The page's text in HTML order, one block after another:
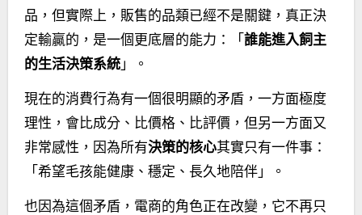
品，但實際上，販售的品類已經不是關鍵，真正決
定輸贏的，是一個更底層的能力：「誰能進入飼主
的生活決策系統」。
現在的消費行為有一個很明顯的矛盾，一方面極度
理性，會比成分、比價格、比評價，但另一方面又
非常感性，因為所有決策的核心其實只有一件事：
「希望毛孩能健康、穩定、長久地陪伴」。
也因為這個矛盾，電商的角色正在改變，它不再只